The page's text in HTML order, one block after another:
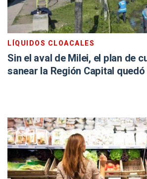
LÍQUIDOS CLOACALES
Sin el aval de Milei, el plan de
sanear la Región Capital